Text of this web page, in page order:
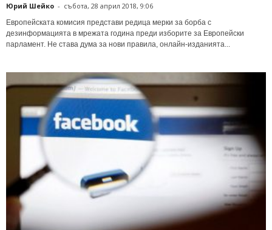
Юрий Шейко - събота, 28 април 2018, 9:06
Европейската комисия представи редица мерки за борба с
дезинформацията в мрежата година преди изборите за Европейски
парламент. Не става дума за нови правила, онлайн-изданията...